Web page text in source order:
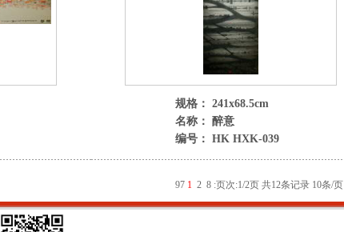
规格： 241x68.5cm
名称： 醉意
编号： HK HXK-039
97 1 2 8 :页次:1/2页 共12条记录 10条/页